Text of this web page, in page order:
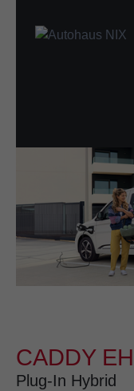
CADDY
Plug-In Hybrid